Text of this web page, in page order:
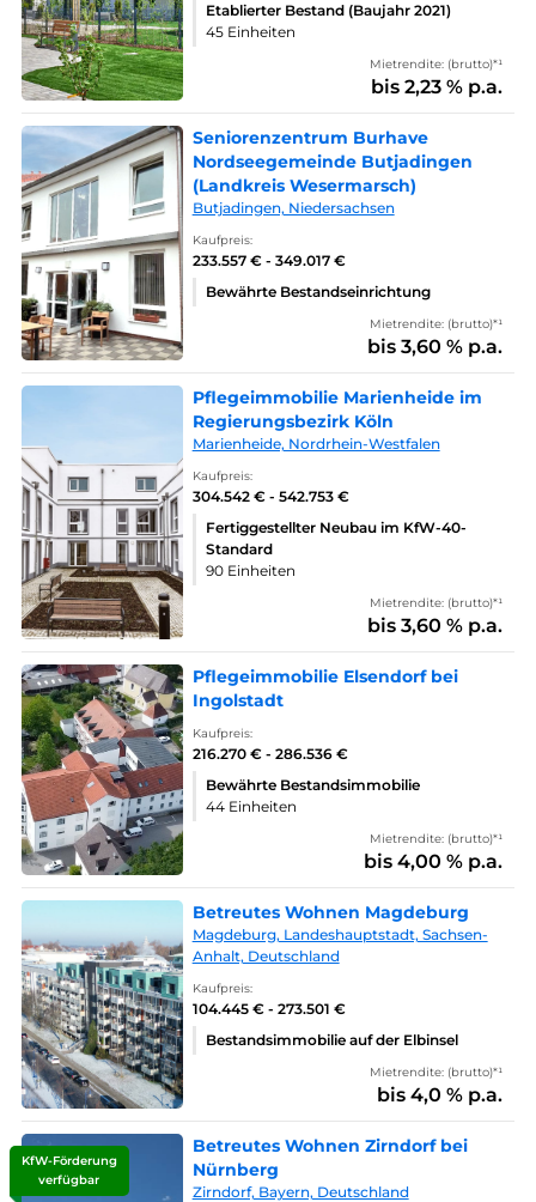
Etablierter Bestand (Baujahr 2021)
45 Einheiten
Mietrendite: (brutto)*¹
bis 2,23 % p.a.
Seniorenzentrum Burhave
Nordseegemeinde Butjadingen
(Landkreis Wesermarsch)
Butjadingen, Niedersachsen
Kaufpreis:
233.557 € - 349.017 €
Bewährte Bestandseinrichtung
Mietrendite: (brutto)*¹
bis 3,60 % p.a.
Pflegeimmobilie Marienheide im
Regierungsbezirk Köln
Marienheide, Nordrhein-Westfalen
Kaufpreis:
304.542 € - 542.753 €
Fertiggestellter Neubau im KfW-40-
Standard
90 Einheiten
Mietrendite: (brutto)*¹
bis 3,60 % p.a.
Pflegeimmobilie Elsendorf bei
Ingolstadt
Kaufpreis:
216.270 € - 286.536 €
Bewährte Bestandsimmobilie
44 Einheiten
Mietrendite: (brutto)*¹
bis 4,00 % p.a.
Betreutes Wohnen Magdeburg
Magdeburg, Landeshauptstadt, Sachsen-
Anhalt, Deutschland
Kaufpreis:
104.445 € - 273.501 €
Bestandsimmobilie auf der Elbinsel
Mietrendite: (brutto)*¹
bis 4,0 % p.a.
KfW-Förderung
verfügbar
Betreutes Wohnen Zirndorf bei
Nürnberg
Zirndorf, Bayern, Deutschland